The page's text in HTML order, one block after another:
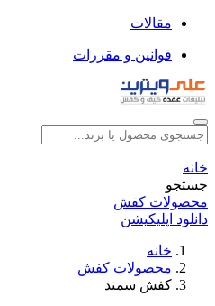
مقالات
قوانین و مقررات
خانه
جستجو
محصولات کفش
دانلود اپلیکیشن
خانه
محصولات کفش
کفش سمند